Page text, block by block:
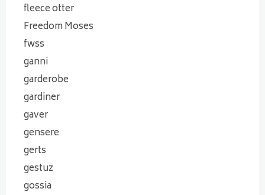
fleece otter
Freedom Moses
fwss
ganni
garderobe
gardiner
gaver
gensere
gerts
gestuz
gossia